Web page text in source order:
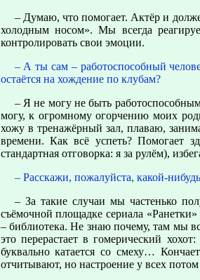
– Думаю, что помогает. Актёр и
холодным носом». Мы всегда
контролировать свои эмоции.
– А ты сам – работоспособный
остаётся на хождение по клубам?
– Я не могу не быть
могу, к огромному огорчению моих
хожу в тренажёрный зал, плаваю,
времени. Как всё успеть? Помогает
стандартная отговорка: я за рулём),
– Расскажи, пожалуйста, какой-
– За такие случаи мы частенько
съёмочной площадке сериала «Ранетки»
– библиотека. Не знаю почему, там мы
это перерастает в гомерический
буквально катается со смеху…
отчитывают, но настроение у всех